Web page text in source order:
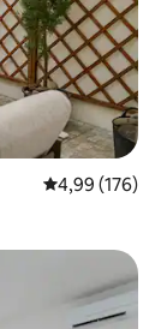
4,99 de uma
4,99 (176)